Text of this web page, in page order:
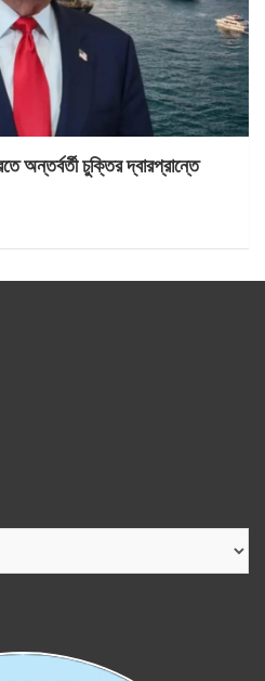
অন্তর্বর্তী চুক্তির দ্বারপ্রান্তে